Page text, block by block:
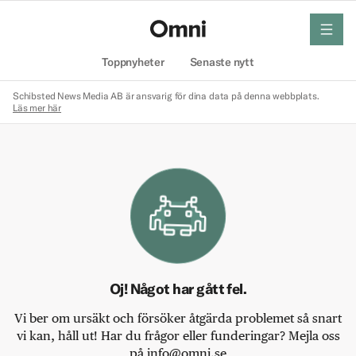
Toppnyheter Senaste nytt
meny
Schibsted News Media AB är ansvarig för dina data på denna webbplats.
Läs mer här
Oj! Något har gått fel.
Vi ber om ursäkt och försöker åtgärda problemet så snart
vi kan, håll ut! Har du frågor eller funderingar? Mejla oss